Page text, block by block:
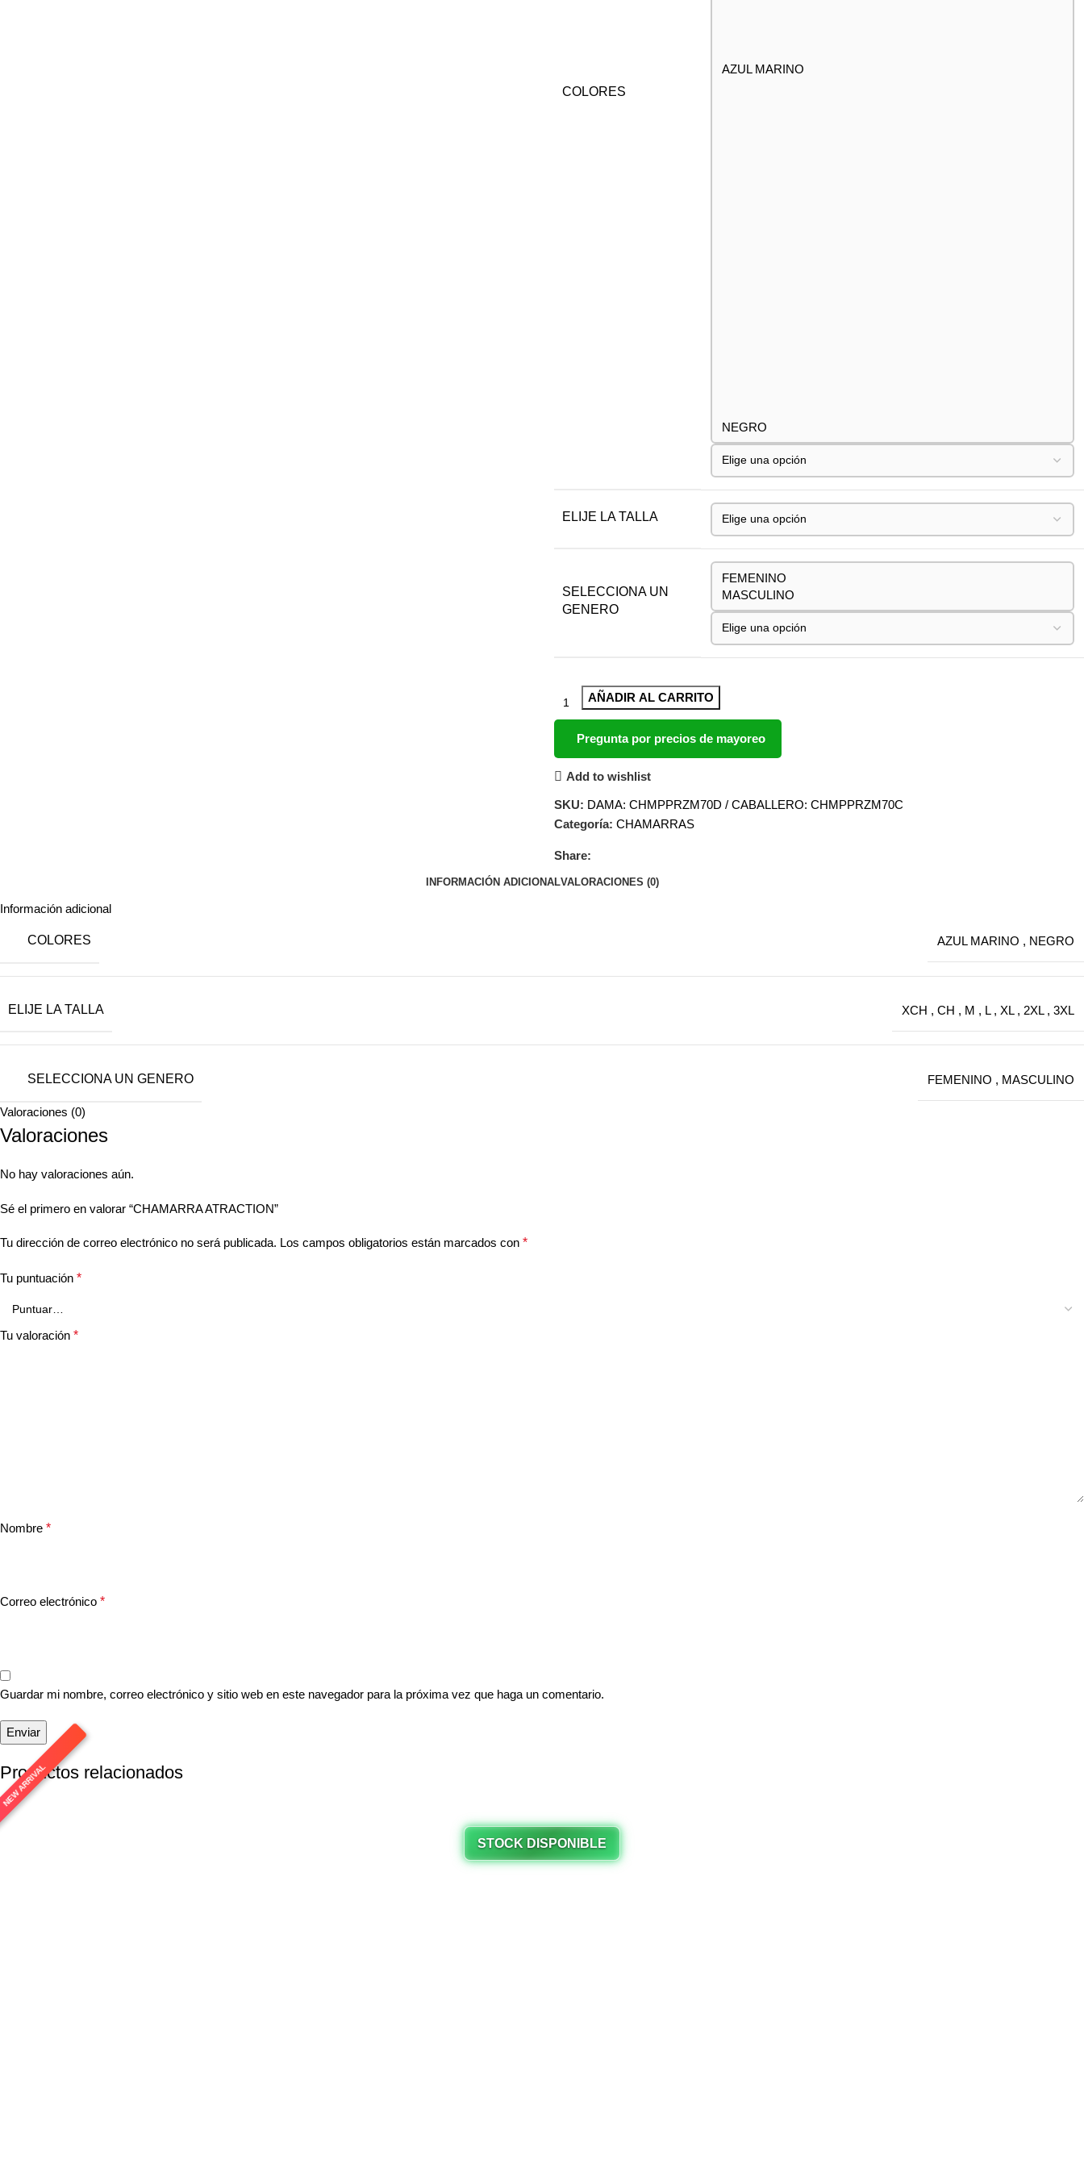
COLORES
AZUL MARINO
NEGRO
ELIJE LA TALLA
SELECCIONA UN
GENERO
FEMENINO
MASCULINO
AÑADIR AL CARRITO
Pregunta por precios de mayoreo
Add to wishlist
SKU: DAMA: CHMPPRZM70D / CABALLERO: CHMPPRZM70C
Categoría: CHAMARRAS
Share:
INFORMACIÓN ADICIONALVALORACIONES (0)
Información adicional
COLORES AZUL MARINO , NEGRO
ELIJE LA TALLA XCH , CH , M , L , XL , 2XL , 3XL
SELECCIONA UN GENERO FEMENINO , MASCULINO
Valoraciones (0)
Valoraciones
No hay valoraciones aún.
Sé el primero en valorar “CHAMARRA ATRACTION”
Tu dirección de correo electrónico no será publicada. Los campos obligatorios están marcados con *
Tu puntuación *
Tu valoración *
Nombre *
Correo electrónico *
Guardar mi nombre, correo electrónico y sitio web en este navegador para la próxima vez que haga un comentario.
Productos relacionados
STOCK DISPONIBLE
NEW ARRIVAL